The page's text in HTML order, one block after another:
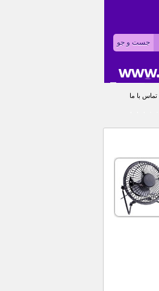
تماس با ما